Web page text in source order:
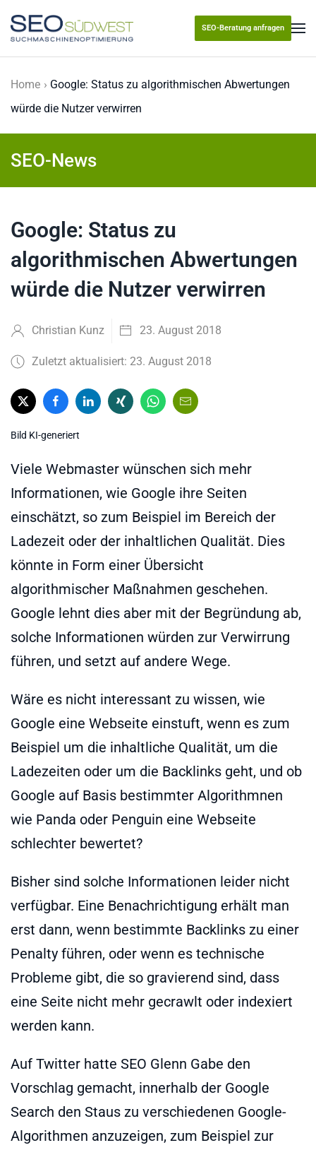
Skip to main content
SEO-Beratung anfragen
Home
Google: Status zu algorithmischen Abwertungen
würde die Nutzer verwirren
SEO-News
Google: Status zu
algorithmischen Abwertungen
würde die Nutzer verwirren
Christian Kunz 23. August 2018
Zuletzt aktualisiert: 23. August 2018
Bild KI-generiert
Viele Webmaster wünschen sich mehr
Informationen, wie Google ihre Seiten
einschätzt, so zum Beispiel im Bereich der
Ladezeit oder der inhaltlichen Qualität. Dies
könnte in Form einer Übersicht
algorithmischer Maßnahmen geschehen.
Google lehnt dies aber mit der Begründung ab,
solche Informationen würden zur Verwirrung
führen, und setzt auf andere Wege.
Wäre es nicht interessant zu wissen, wie
Google eine Webseite einstuft, wenn es zum
Beispiel um die inhaltliche Qualität, um die
Ladezeiten oder um die Backlinks geht, und ob
Google auf Basis bestimmter Algorithmnen
wie Panda oder Penguin eine Webseite
schlechter bewertet?
Bisher sind solche Informationen leider nicht
verfügbar. Eine Benachrichtigung erhält man
erst dann, wenn bestimmte Backlinks zu einer
Penalty führen, oder wenn es technische
Probleme gibt, die so gravierend sind, dass
eine Seite nicht mehr gecrawlt oder indexiert
werden kann.
Auf Twitter hatte SEO Glenn Gabe den
Vorschlag gemacht, innerhalb der Google
Search den Staus zu verschiedenen Google-
Algorithmen anzuzeigen, zum Beispiel zur